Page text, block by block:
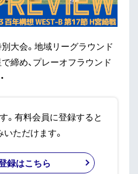
大会。地域リーグラウンド
締め、プレーオフラウンド
。有料会員に登録すると
ただけます。
録はこちら